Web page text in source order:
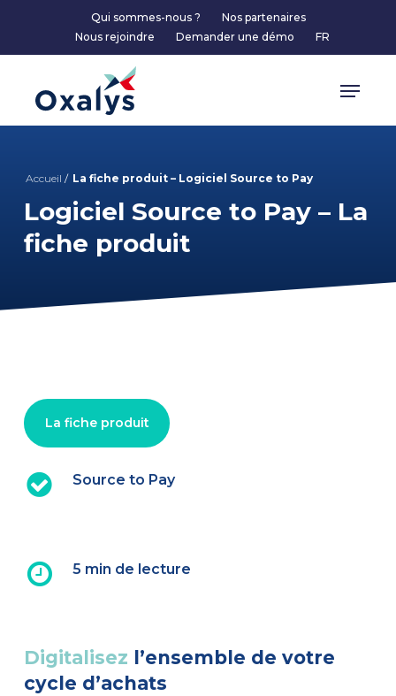
Qui sommes-nous ?
Nos partenaires
Nous rejoindre
Demander une démo FR
Menu
Accueil / La fiche produit – Logiciel Source to Pay
Logiciel Source to Pay – La
fiche produit
La fiche produit
Source to Pay
5 min de lecture
Digitalisez l’ensemble de votre
cycle d’achats